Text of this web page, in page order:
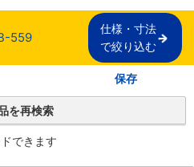
559
仕様・寸法
で絞り込む
保存
を再検索
できます